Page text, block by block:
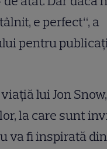
e perfect“, a
pentru
lui Jon
la care sunt
va fi inspirată din